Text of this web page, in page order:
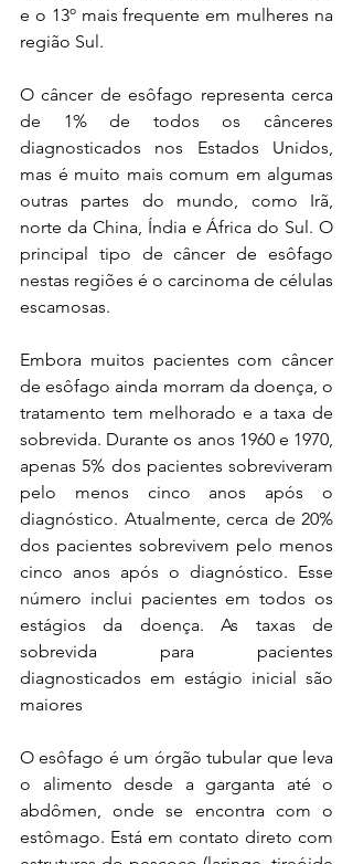
e o 13º mais frequente em mulheres na
região Sul.
O câncer de esôfago representa cerca
de 1% de todos os cânceres
diagnosticados nos Estados Unidos,
mas é muito mais comum em algumas
outras partes do mundo, como Irã,
norte da China, Índia e África do Sul. O
principal tipo de câncer de esôfago
nestas regiões é o carcinoma de células
escamosas.
Embora muitos pacientes com câncer
de esôfago ainda morram da doença, o
tratamento tem melhorado e a taxa de
sobrevida. Durante os anos 1960 e 1970,
apenas 5% dos pacientes sobreviveram
pelo menos cinco anos após o
diagnóstico. Atualmente, cerca de 20%
dos pacientes sobrevivem pelo menos
cinco anos após o diagnóstico. Esse
número inclui pacientes em todos os
estágios da doença. As taxas de
sobrevida para pacientes
diagnosticados em estágio inicial são
maiores
O esôfago é um órgão tubular que leva
o alimento desde a garganta até o
abdômen, onde se encontra com o
estômago. Está em contato direto com